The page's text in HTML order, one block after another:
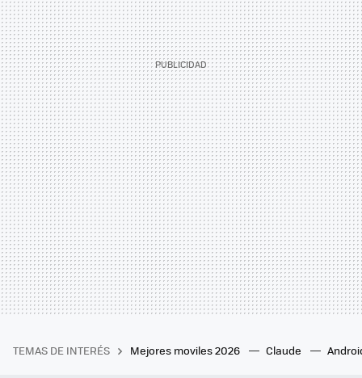
TEMAS DE INTERÉS Mejores moviles 2026 Claude